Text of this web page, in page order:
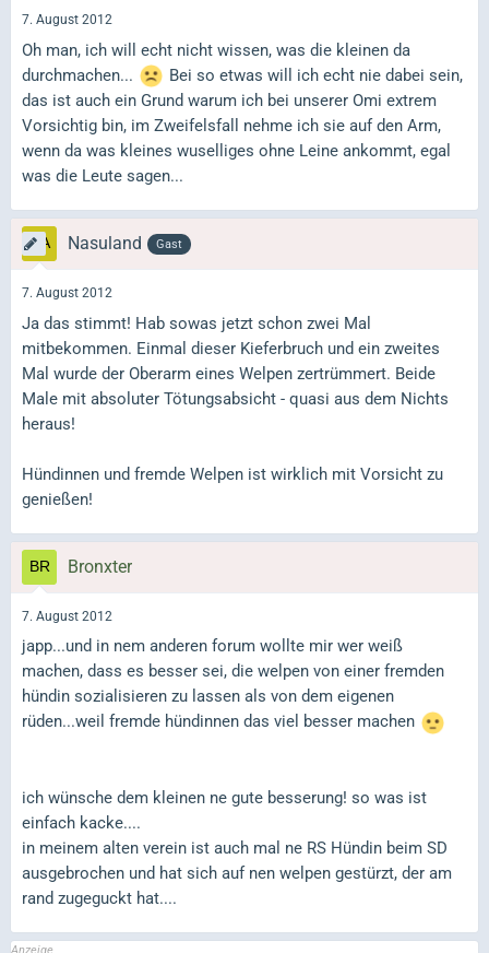
7. August 2012
Oh man, ich will echt nicht wissen, was die kleinen da
durchmachen...
Bei so etwas will ich echt nie dabei sein,
das ist auch ein Grund warum ich bei unserer Omi extrem
Vorsichtig bin, im Zweifelsfall nehme ich sie auf den Arm,
wenn da was kleines wuselliges ohne Leine ankommt, egal
was die Leute sagen...
Nasuland Gast
7. August 2012
Ja das stimmt! Hab sowas jetzt schon zwei Mal
mitbekommen. Einmal dieser Kieferbruch und ein zweites
Mal wurde der Oberarm eines Welpen zertrümmert. Beide
Male mit absoluter Tötungsabsicht - quasi aus dem Nichts
heraus!
Hündinnen und fremde Welpen ist wirklich mit Vorsicht zu
genießen!
Bronxter
7. August 2012
japp...und in nem anderen forum wollte mir wer weiß
machen, dass es besser sei, die welpen von einer fremden
hündin sozialisieren zu lassen als von dem eigenen
rüden...weil fremde hündinnen das viel besser machen
ich wünsche dem kleinen ne gute besserung! so was ist
einfach kacke....
in meinem alten verein ist auch mal ne RS Hündin beim SD
ausgebrochen und hat sich auf nen welpen gestürzt, der am
rand zugeguckt hat....